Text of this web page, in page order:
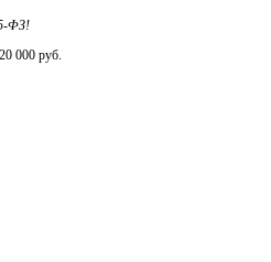
ФЗ!
000 руб.